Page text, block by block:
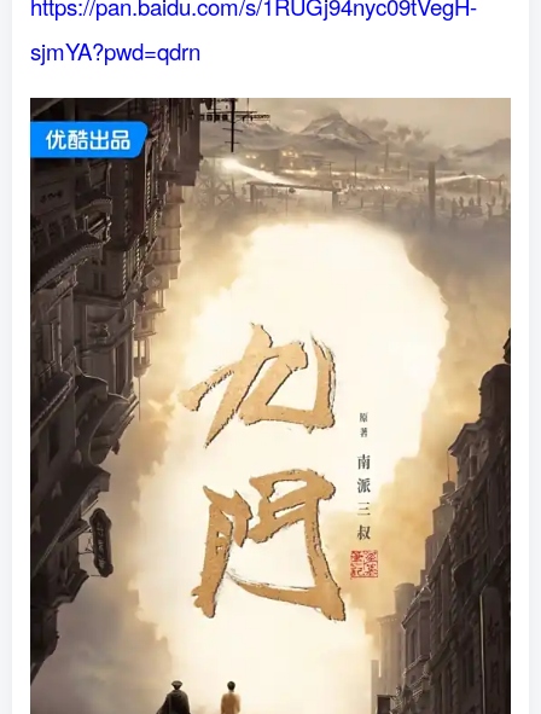
sjmYA?pwd=qdrn